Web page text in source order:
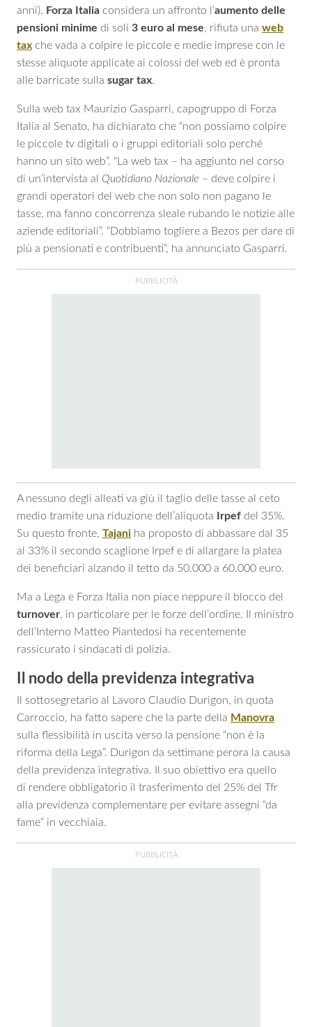
anni). Forza Italia considera un affronto l’aumento delle
pensioni minime di soli 3 euro al mese, rifiuta una web
tax che vada a colpire le piccole e medie imprese con le
stesse aliquote applicate ai colossi del web ed è pronta
alle barricate sulla sugar tax.
Sulla web tax Maurizio Gasparri, capogruppo di Forza
Italia al Senato, ha dichiarato che “non possiamo colpire
le piccole tv digitali o i gruppi editoriali solo perché
hanno un sito web”. “La web tax – ha aggiunto nel corso
di un’intervista al Quotidiano Nazionale – deve colpire i
grandi operatori del web che non solo non pagano le
tasse, ma fanno concorrenza sleale rubando le notizie alle
aziende editoriali”. “Dobbiamo togliere a Bezos per dare di
più a pensionati e contribuenti”, ha annunciato Gasparri.
A nessuno degli alleati va giù il taglio delle tasse al ceto
medio tramite una riduzione dell’aliquota
Irpef del 35%.
Su questo fronte, Tajani ha proposto di abbassare dal 35
al 33% il secondo scaglione Irpef e di allargare la platea
dei beneficiari alzando il tetto da 50.000 a 60.000 euro.
Ma a Lega e Forza Italia non piace neppure il blocco del
turnover, in particolare per le forze dell’ordine. Il ministro
dell’Interno Matteo Piantedosi ha recentemente
rassicurato i sindacati di polizia.
Il nodo della previdenza integrativa
Il sottosegretario al Lavoro Claudio Durigon, in quota
Carroccio, ha fatto sapere che la parte della Manovra
sulla flessibilità in uscita verso la pensione “non è la
riforma della Lega”. Durigon da settimane perora la causa
della previdenza integrativa. Il suo obiettivo era quello
di rendere obbligatorio il trasferimento del 25% del Tfr
alla previdenza complementare per evitare assegni “da
fame” in vecchiaia.